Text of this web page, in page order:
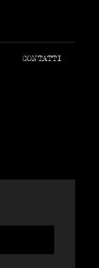
CONTATTI